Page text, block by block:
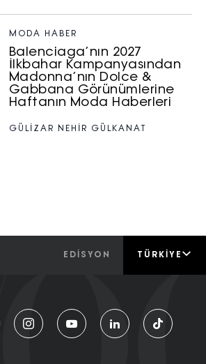
MODA HABER
Balenciaga’nın 2027
İlkbahar Kampanyasından
Madonna’nın Dolce &
Gabbana Görünümlerine
Haftanın Moda Haberleri
GÜLİZAR NEHİR GÜLKANAT
EDİSYON TÜRKIYE